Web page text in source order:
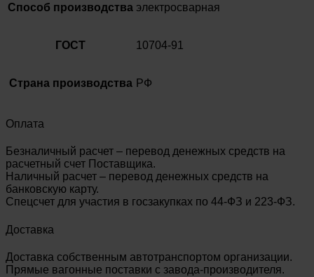
Способ производства электросварная
ГОСТ 10704-91
Страна производства РФ
Оплата
Безналичный расчет – перевод денежных средств на
расчетный счет Поставщика.
Наличный расчет – перевод денежных средств на
банковскую карту.
Спецсчет для участия в госзакупках по 44-ФЗ и 223-ФЗ.
Доставка
Доставка собственным автотранспортом организации.
Прямые вагонные поставки с завода-производителя.